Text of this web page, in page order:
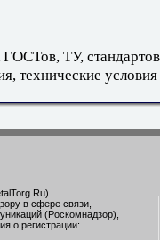
ГОСТов, ТУ,
технические условия
в сфере связи,
(Роскомнадзор),
о регистрации: